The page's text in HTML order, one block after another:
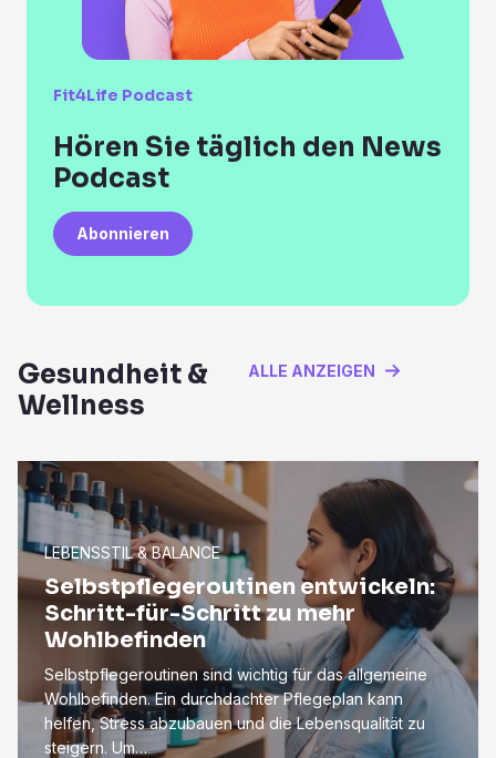
Fit4Life Podcast
Hören Sie täglich den News
Podcast
Abonnieren
Gesundheit &
Wellness
ALLE ANZEIGEN
LEBENSSTIL & BALANCE
Selbstpflegeroutinen entwickeln:
Schritt-für-Schritt zu mehr
Wohlbefinden
Selbstpflegeroutinen sind wichtig für das allgemeine
Wohlbefinden. Ein durchdachter Pflegeplan kann
helfen, Stress abzubauen und die Lebensqualität zu
steigern. Um…